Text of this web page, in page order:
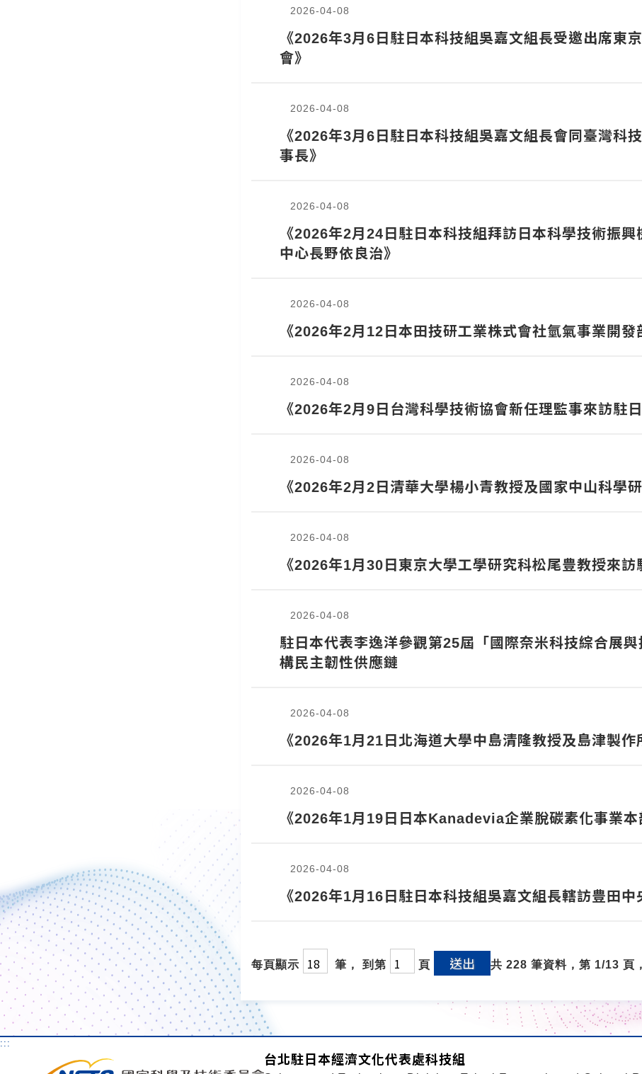
2026-04-08
《2026年3月6日駐日本科技組吳嘉文組長受邀出席東
會》
2026-04-08
《2026年3月6日駐日本科技組吳嘉文組長會同臺灣科
事長》
2026-04-08
《2026年2月24日駐日本科技組拜訪日本科學技術振
中心長野依良治》
2026-04-08
《2026年2月12日本田技研工業株式會社氫氣事業開發
2026-04-08
《2026年2月9日台灣科學技術協會新任理監事來訪駐日
2026-04-08
《2026年2月2日清華大學楊小青教授及國家中山科學
2026-04-08
《2026年1月30日東京大學工學研究科松尾豊教授來訪
2026-04-08
駐日本代表李逸洋參觀第25屆「國際奈米科技綜合展
構民主韌性供應鏈
2026-04-08
《2026年1月21日北海道大學中島清隆教授及島津製作
2026-04-08
《2026年1月19日日本Kanadevia企業脫碳素化事業本
2026-04-08
《2026年1月16日駐日本科技組吳嘉文組長轄訪豊田
共 228 筆資料，第 1/13 頁，
每頁顯示 筆， 到第 頁 送出
:::
台北駐日本經濟文化代表處科技組